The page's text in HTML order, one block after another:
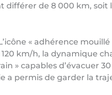
différer de 8 000 km,
« adhérence
km/h, la dynamique
» capables d’évacuer
a permis de garder la